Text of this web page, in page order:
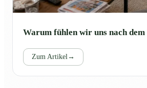
Warum fühlen wir uns nach dem
Zum Artikel →